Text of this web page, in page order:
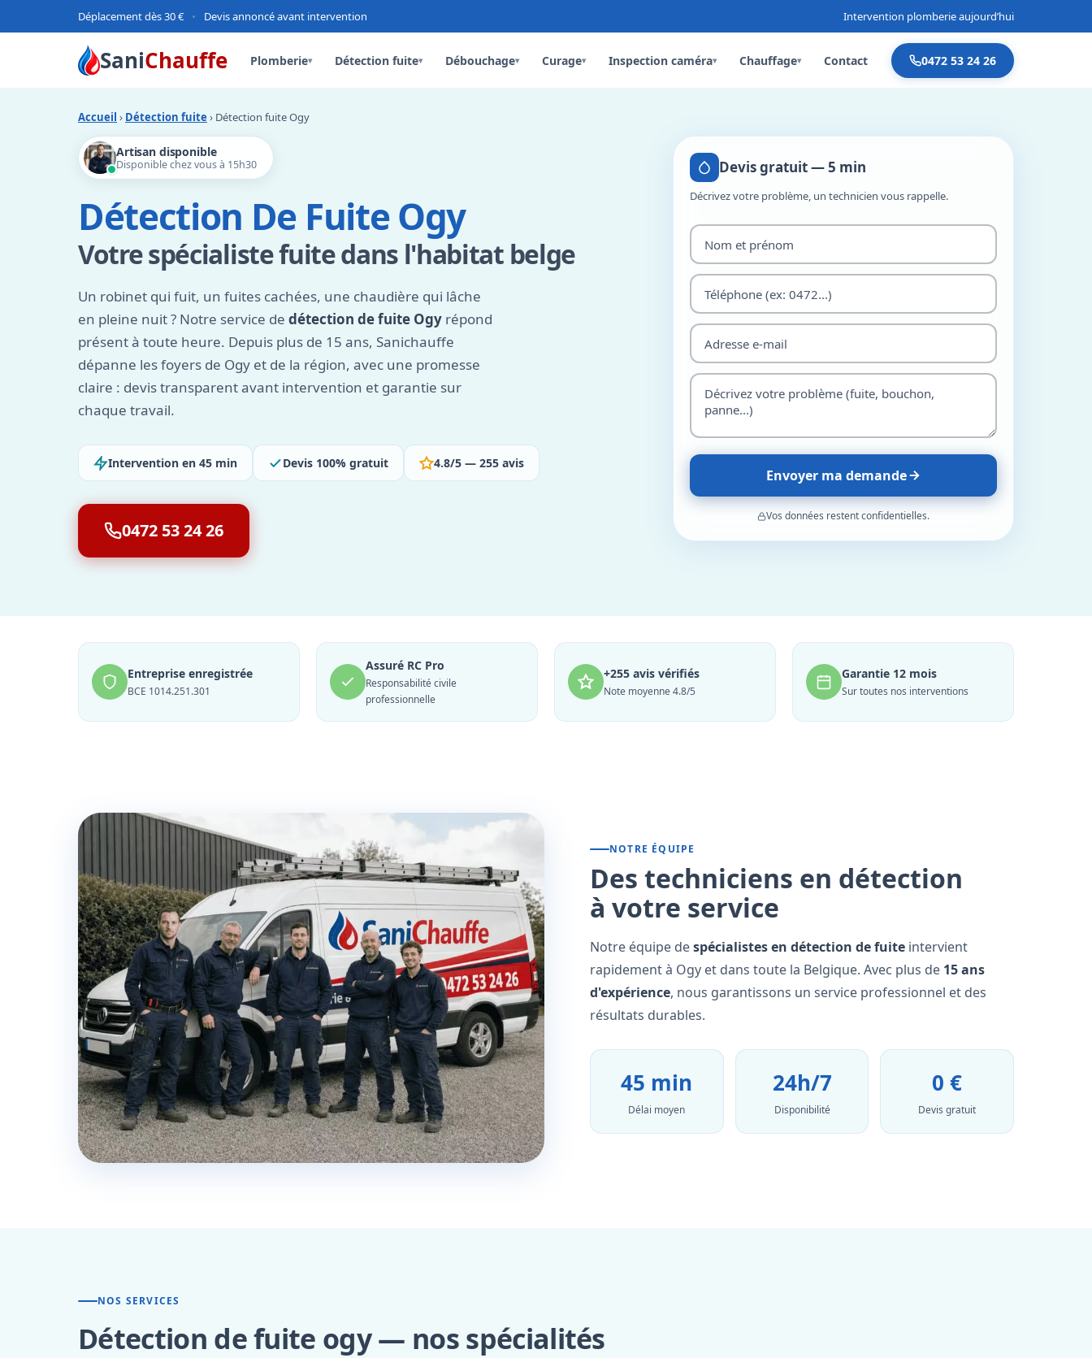
Déplacement dès 30 € • Devis annoncé avant intervention Intervention plomberie aujourd’hui
SaniChauffe Plomberie▾ Détection fuite▾ Débouchage▾ Curage▾ Inspection caméra▾ Chauffage▾ Contact 0472 53 24 26
Accueil › Détection fuite › Détection fuite Ogy
Artisan disponible
Disponible chez vous à 15h30
Détection De Fuite Ogy
Votre spécialiste fuite dans l'habitat belge
Un robinet qui fuit, un fuites cachées, une chaudière qui lâche
en pleine nuit ? Notre service de détection de fuite Ogy répond
présent à toute heure. Depuis plus de 15 ans, Sanichauffe
dépanne les foyers de Ogy et de la région, avec une promesse
claire : devis transparent avant intervention et garantie sur
chaque travail.
Intervention en 45 min Devis 100% gratuit 4.8/5 — 255 avis
0472 53 24 26
Devis gratuit — 5 min
Décrivez votre problème, un technicien vous rappelle.
Envoyer ma demande
Vos données restent confidentielles.
Entreprise enregistrée
BCE 1014.251.301
Assuré RC Pro
Responsabilité civile
professionnelle
+255 avis vérifiés
Note moyenne 4.8/5
Garantie 12 mois
Sur toutes nos interventions
NOTRE ÉQUIPE
Des techniciens en détection
à votre service
Notre équipe despécialistes en détection de fuite intervient
rapidement à Ogy et dans toute la Belgique. Avec plus de 15 ans
d'expérience, nous garantissons un service professionnel et des
résultats durables.
45 min
Délai moyen
24h/7
Disponibilité
0 €
Devis gratuit
NOS SERVICES
Détection de fuite ogy — nos spécialités